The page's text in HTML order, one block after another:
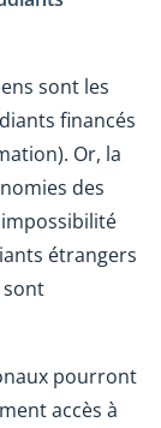
sont les
financés
Or, la
des
étrangers
sont
pourront
accès à